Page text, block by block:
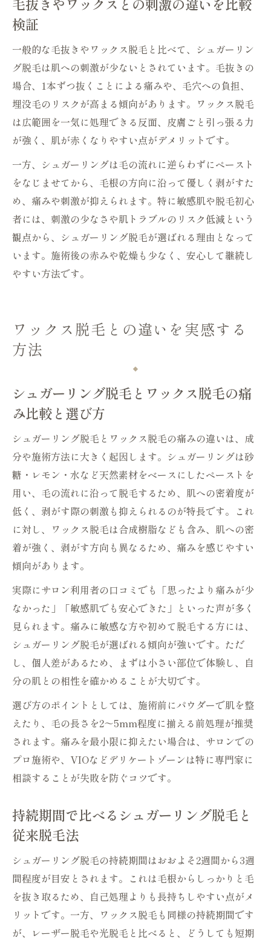
検証
一般的な毛抜きやワックス脱毛と比べて、シュガーリン
グ脱毛は肌への刺激が少ないとされています。毛抜きの
場合、1本ずつ抜くことによる痛みや、毛穴への負担、
埋没毛のリスクが高まる傾向があります。ワックス脱毛
は広範囲を一気に処理できる反面、皮膚ごと引っ張る力
が強く、肌が赤くなりやすい点がデメリットです。
一方、シュガーリングは毛の流れに逆らわずにペースト
をなじませてから、毛根の方向に沿って優しく剥がすた
め、痛みや刺激が抑えられます。特に敏感肌や脱毛初心
者には、刺激の少なさや肌トラブルのリスク低減という
観点から、シュガーリング脱毛が選ばれる理由となって
います。施術後の赤みや乾燥も少なく、安心して継続し
やすい方法です。
ワックス脱毛との違いを実感する
方法
シュガーリング脱毛とワックス脱毛の痛
み比較と選び方
シュガーリング脱毛とワックス脱毛の痛みの違いは、成
分や施術方法に大きく起因します。シュガーリングは砂
糖・レモン・水など天然素材をベースにしたペーストを
用い、毛の流れに沿って脱毛するため、肌への密着度が
低く、剥がす際の刺激も抑えられるのが特長です。これ
に対し、ワックス脱毛は合成樹脂なども含み、肌への密
着が強く、剥がす方向も異なるため、痛みを感じやすい
傾向があります。
実際にサロン利用者の口コミでも「思ったより痛みが少
なかった」「敏感肌でも安心できた」といった声が多く
見られます。痛みに敏感な方や初めて脱毛する方には、
シュガーリング脱毛が選ばれる傾向が強いです。ただ
し、個人差があるため、まずは小さい部位で体験し、自
分の肌との相性を確かめることが大切です。
選び方のポイントとしては、施術前にパウダーで肌を整
えたり、毛の長さを2～5mm程度に揃える前処理が推奨
されます。痛みを最小限に抑えたい場合は、サロンでの
プロ施術や、VIOなどデリケートゾーンは特に専門家に
相談することが失敗を防ぐコツです。
持続期間で比べるシュガーリング脱毛と
従来脱毛法
シュガーリング脱毛の持続期間はおおよそ2週間から3週
間程度が目安とされます。これは毛根からしっかりと毛
を抜き取るため、自己処理よりも長持ちしやすい点がメ
リットです。一方、ワックス脱毛も同様の持続期間です
が、レーザー脱毛や光脱毛と比べると、どうしても短期